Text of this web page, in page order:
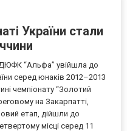
України стали
“Альфа” увійшла до
серед юнаків 2012–2013
чемпіонату “Золотий
на Закарпатті,
етап, дійшли до
місці серед 11